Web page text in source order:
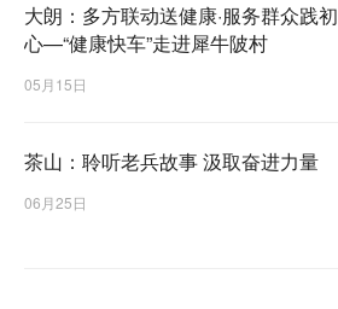
大朗：多方联动送健康·服务群众践初
心—“健康快车”走进犀牛陂村
05月15日
茶山：聆听老兵故事 汲取奋进力量
06月25日